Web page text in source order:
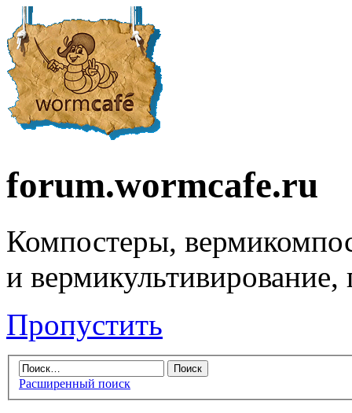
forum.wormcafe.ru
Компостеры,
и
Пропустить
Расширенный поиск